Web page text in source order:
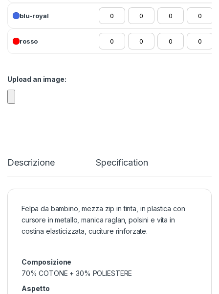
blu-royal
rosso
Upload an image:
Descrizione Specification
Felpa da bambino, mezza zip in tinta, in plastica con
cursore in metallo, manica raglan, polsini e vita in
costina elasticizzata, cuciture rinforzate.
Composizione
70% COTONE + 30% POLIESTERE
Aspetto